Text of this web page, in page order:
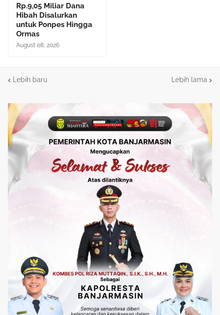
Rp.9,05 Miliar Dana
Hibah Disalurkan
untuk Ponpes Hingga
Ormas
August 08, 2026
Lebih baru Lebih lama